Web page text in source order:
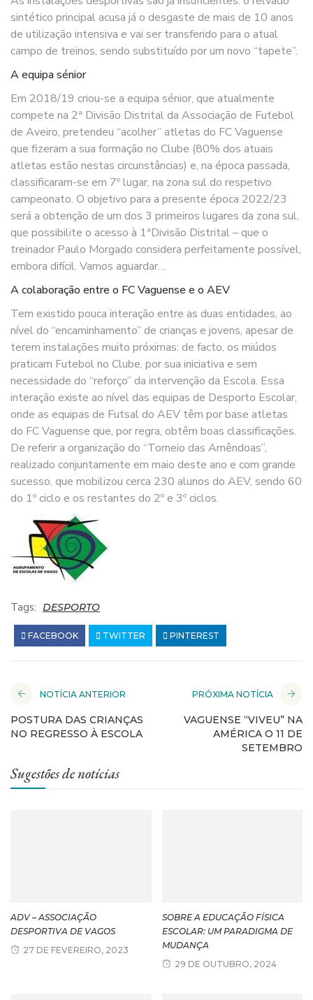
sintético principal acusa já o desgaste de mais de 10 anos
de utilização intensiva e vai ser transferido para o atual
campo de treinos, sendo substituído por um novo “tapete”.
A equipa sénior
Em 2018/19 criou-se a equipa sénior, que atualmente
compete na 2ª Divisão Distrital da Associação de Futebol
de Aveiro, pretendeu “acolher” atletas do FC Vaguense
que fizeram a sua formação no Clube (80% dos atuais
atletas estão nestas circunstâncias) e, na época passada,
classificaram-se em 7º lugar, na zona sul do respetivo
campeonato. O objetivo para a presente época 2022/23
será a obtenção de um dos 3 primeiros lugares da zona sul,
que possibilite o acesso à 1ªDivisão Distrital – que o
treinador Paulo Morgado considera perfeitamente possível,
embora difícil. Vamos aguardar…
A colaboração entre o FC Vaguense e o AEV
Tem existido pouca interação entre as duas entidades, ao
nível do “encaminhamento” de crianças e jovens, apesar de
terem instalações muito próximas: de facto, os miúdos
praticam Futebol no Clube, por sua iniciativa e sem
necessidade do “reforço” da intervenção da Escola. Essa
interação existe ao nível das equipas de Desporto Escolar,
onde as equipas de Futsal do AEV têm por base atletas
do FC Vaguense que, por regra, obtêm boas classificações.
De referir a organização do “Torneio das Amêndoas”,
realizado conjuntamente em maio deste ano e com grande
sucesso, que mobilizou cerca 230 alunos do AEV, sendo 60
do 1º ciclo e os restantes do 2º e 3º ciclos.
Tags: DESPORTO
FACEBOOK TWITTER PINTEREST
NOTÍCIA ANTERIOR
POSTURA DAS CRIANÇAS
NO REGRESSO À ESCOLA
PRÓXIMA NOTÍCIA
VAGUENSE “VIVEU” NA
AMÉRICA O 11 DE
SETEMBRO
Sugestões de notícias
ADV – ASSOCIAÇÃO
DESPORTIVA DE VAGOS
27 DE FEVEREIRO, 2023
SOBRE A EDUCAÇÃO FÍSICA
ESCOLAR: UM PARADIGMA DE
MUDANÇA
29 DE OUTUBRO, 2024